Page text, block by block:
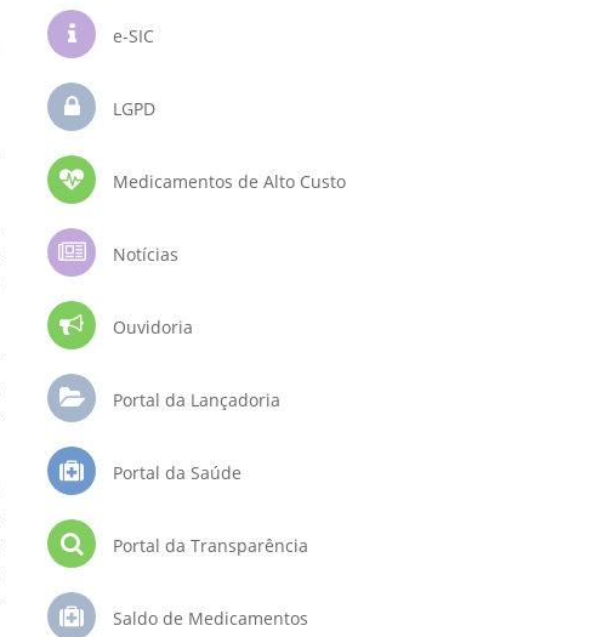
e-SIC
LGPD
Medicamentos de Alto Custo
Notícias
Ouvidoria
Portal da Lançadoria
Portal da Saúde
Portal da Transparência
Saldo de Medicamentos